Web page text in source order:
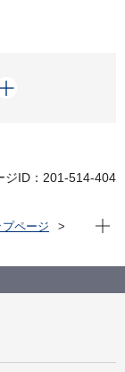
ジID：201-514-404
ページ
組
現在